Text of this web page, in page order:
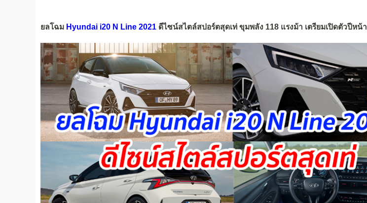
ยลโฉม Hyundai i20 N Line 2021 ดีไซน์สไตล์สปอร์ตสุดเท่ ขุมพลัง 118 แรงม้า เตรียมเปิดตัวปีหน้า